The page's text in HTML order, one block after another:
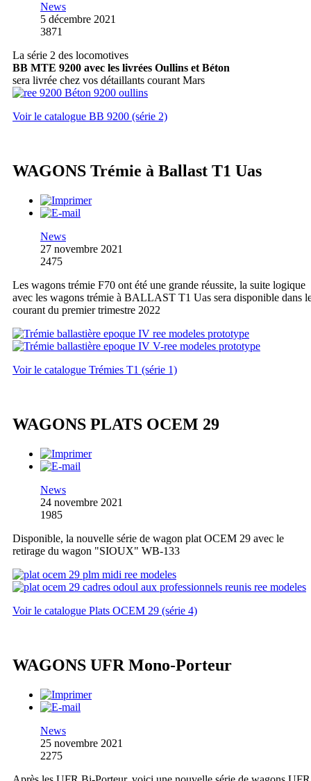
News
5 décembre 2021
3871
La série 2 des locomotives
BB MTE 9200 avec les livrées Oullins et Béton
sera livrée chez vos détaillants courant Mars
Voir le catalogue BB 9200 (série 2)
WAGONS Trémie à Ballast T1 Uas
News
27 novembre 2021
2475
Les wagons trémie F70 ont été une grande réussite, la suite logique
avec les wagons trémie à BALLAST T1 Uas sera disponible dans
courant du premier trimestre 2022
Voir le catalogue Trémies T1 (série 1)
WAGONS PLATS OCEM 29
News
24 novembre 2021
1985
Disponible, la nouvelle série de wagon plat OCEM 29 avec le
retirage du wagon "SIOUX" WB-133
Voir le catalogue Plats OCEM 29 (série 4)
WAGONS UFR Mono-Porteur
News
25 novembre 2021
2275